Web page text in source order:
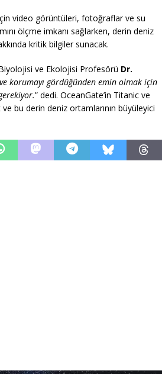
video görüntüleri, fotoğraflar ve su
ölçme imkanı sağlarken, derin deniz
kritik bilgiler sunacak.
ve Ekolojisi Profesörü Dr.
korumayı gördüğünden emin olmak için
” dedi. OceanGate’in Titanic ve
bu derin deniz ortamlarının büyüleyici